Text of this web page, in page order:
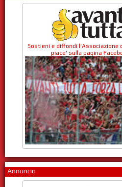
Sostieni e diffondi l'Associazione
piace' sulla pagina
Annuncio